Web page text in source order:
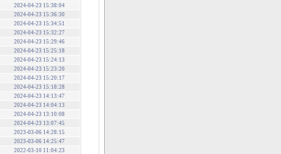
2024-04-23 15:38:04
2024-04-23 15:36:30
2024-04-23 15:34:51
2024-04-23 15:32:27
2024-04-23 15:29:46
2024-04-23 15:25:18
2024-04-23 15:24:13
2024-04-23 15:23:20
2024-04-23 15:20:17
2024-04-23 15:18:28
2024-04-23 14:13:47
2024-04-23 14:04:13
2024-04-23 13:10:08
2024-04-23 13:07:45
2023-03-06 14:28:15
2023-03-06 14:25:47
2022-03-10 11:04:23